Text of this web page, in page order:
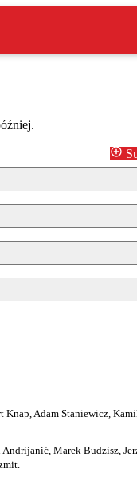
Knap, Adam Staniewicz,
Marek Budzisz,